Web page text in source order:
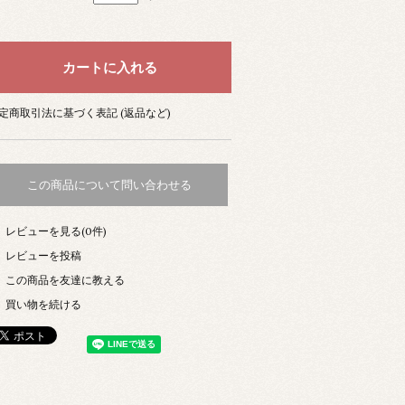
商取引法に基づく表記 (返品など)
この商品について問い合わせる
レビューを見る(0件)
レビューを投稿
この商品を友達に教える
買い物を続ける